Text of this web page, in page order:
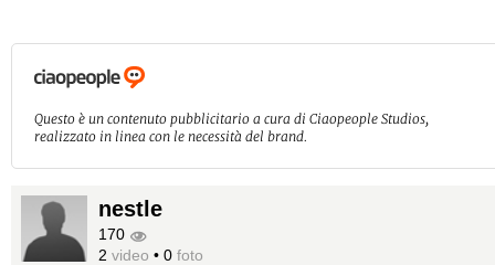
Questo è un contenuto pubblicitario a cura di Ciaopeople Studios,
realizzato in linea con le necessità del brand.
nestle
170
2 video • 0 foto